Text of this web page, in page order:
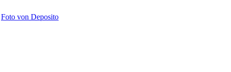
Foto von Deposito